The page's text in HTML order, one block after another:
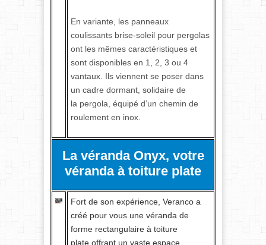
En variante, les panneaux
coulissants brise-soleil pour pergolas
ont les mêmes caractéristiques et
sont disponibles en 1, 2, 3 ou 4
vantaux. Ils viennent se poser dans
un cadre dormant, solidaire de
la pergola, équipé d’un chemin de
roulement en inox.
La véranda Onyx, votre
véranda à toiture plate
Fort de son expérience, Veranco a
créé pour vous une véranda de
forme rectangulaire à toiture
plate offrant un vaste espace